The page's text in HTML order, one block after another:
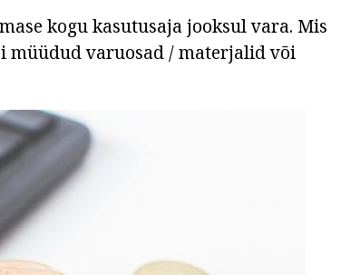
kogu kasutusaja jooksul vara. Mis
müüdud varuosad / materjalid või